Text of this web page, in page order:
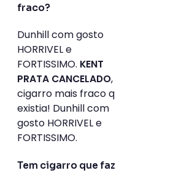
fraco?
Dunhill com gosto
HORRIVEL e
FORTISSIMO. KENT
PRATA CANCELADO,
cigarro mais fraco q
existia! Dunhill com
gosto HORRIVEL e
FORTISSIMO.
Tem cigarro que faz